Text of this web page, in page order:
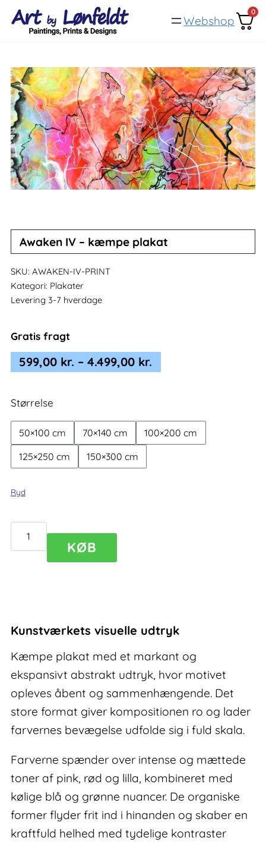
Spring
indhold
Webshop
0
Awaken IV – kæmpe plakat
SKU: AWAKEN-IV-PRINT
Kategori: Plakater
Levering 3-7 hverdage
Gratis fragt
599,00 kr. – 4.499,00 kr.
599,00 kr.
Størrelse
50×100 cm 70×140 cm
100×200 cm
125×250 cm
150×300 cm
Ryd
Awaken
KØB
Kunstværkets visuelle udtryk
Kæmpe plakat med et markant og
ekspansivt abstrakt udtryk, hvor motivet
opleves åbent og sammenhængende. Det
store format giver kompositionen ro og lader
farvernes bevægelse udfolde sig i fuld skala.
Farverne spænder over intense og mættede
toner af pink, rød og lilla, kombineret med
kølige blå og grønne nuancer. De organiske
former flyder frit ind i hinanden og skaber en
kraftfuld helhed med tydelige kontraster